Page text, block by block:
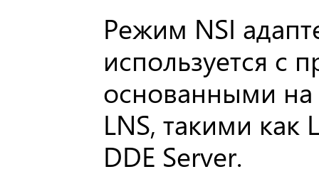
Режим NSI
используется с
основанными на
LNS, такими как
DDE Server.